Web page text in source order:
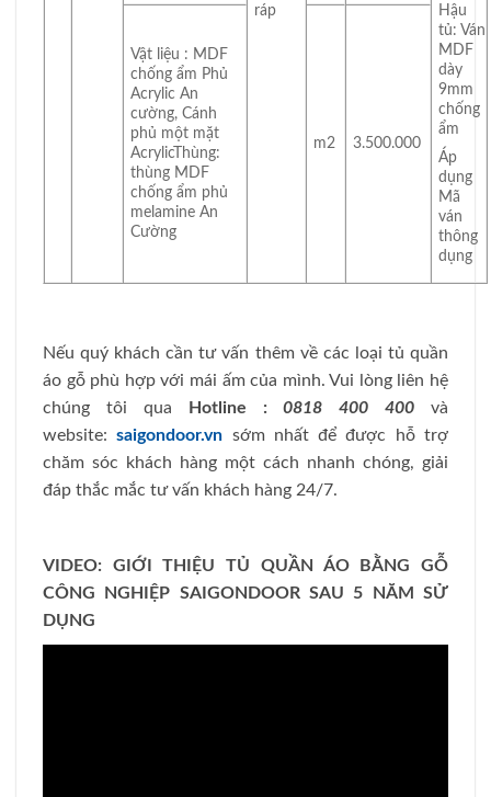
ráp
Hậu
tủ: Ván
MDF
dày
9mm
chống
ẩm
Áp
dụng
Mã
ván
thông
dụng
Vật liệu : MDF
chống ẩm Phủ
Acrylic An
cường, Cánh
phủ một mặt
AcrylicThùng:
thùng MDF
chống ẩm phủ
melamine An
Cường
m2 3.500.000
Nếu quý khách cần tư vấn thêm về các loại tủ quần
áo gỗ phù hợp với mái ấm của mình. Vui lòng liên hệ
chúng tôi qua Hotline :0818 400 400 và
website:saigondoor.vn sớm nhất để được hỗ trợ
chăm sóc khách hàng một cách nhanh chóng, giải
đáp thắc mắc tư vấn khách hàng 24/7.
VIDEO: GIỚI THIỆU TỦ QUẦN ÁO BẰNG GỖ
CÔNG NGHIỆP SAIGONDOOR SAU 5 NĂM SỬ
DỤNG